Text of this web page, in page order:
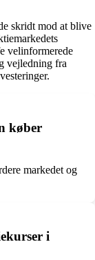
skridt mod at blive
velinformerede
vejledning fra
køber
markedet og
i